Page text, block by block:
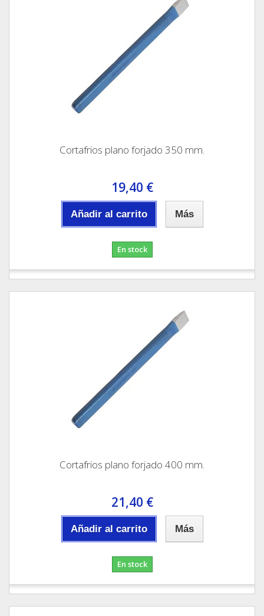
Cortafrios plano forjado 350 mm.
19,40 €
Añadir al carrito Más
En stock
Cortafrios plano forjado 400 mm.
21,40 €
Añadir al carrito Más
En stock